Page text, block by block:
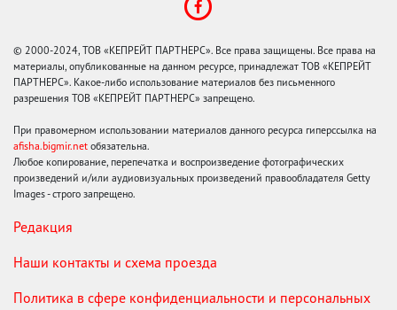
© 2000-2024, ТОВ «КЕПРЕЙТ ПАРТНЕРС». Все права защищены. Все права на
материалы, опубликованные на данном ресурсе, принадлежат ТОВ «КЕПРЕЙТ
ПАРТНЕРС». Какое-либо использование материалов без письменного
разрешения ТОВ «КЕПРЕЙТ ПАРТНЕРС» запрещено.
При правомерном использовании материалов данного ресурса гиперссылка на
afisha.bigmir.net обязательна.
Любое копирование, перепечатка и воспроизведение фотографических
произведений и/или аудиовизуальных произведений правообладателя Getty
Images - строго запрещено.
Редакция
Наши контакты и схема проезда
Политика в сфере конфиденциальности и персональных